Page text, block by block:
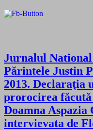
Jurnalul National
Părintele Justin
2013. Declaraţia
prorocirea
Doamna Aspazia
intervievata de